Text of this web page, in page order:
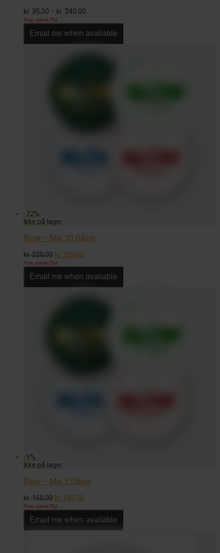
kr. 35,00 – kr. 240,00
kr. 240,00
You save (%)
Email me when available
-22%
Blow – Mix 10 Dåser
kr.320,00 Den
oprindelige
var:
kr. 320,00.
kr. 250,00
er:
kr. 250,00.
You save (%)
Email me when available
-9%
Blow – Mix 5 Dåser
kr.160,00 Den
oprindelige
var:
kr. 160,00.
kr. 145,00
er:
kr. 145,00.
You save (%)
Email me when available